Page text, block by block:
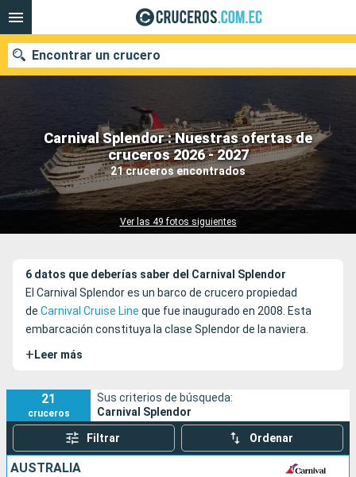
Carnival Splendor : Nuestras ofertas de
cruceros 2026 - 2027
21 cruceros encontrados
Ver las 49 fotos siguientes
Encontrar un crucero
Nuestros destinos
Fecha de salida
6 datos que deberías saber del Carnival Splendor
El Carnival Splendor es un barco de crucero propiedad
de Carnival Cruise Line que fue inaugurado en 2008. Esta
embarcación constituya la clase Splendor de la naviera.
+ Leer más
21
cruceros
Sus criterios de búsqueda:
Carnival Splendor
Filtrar Ordenar
AUSTRALIA